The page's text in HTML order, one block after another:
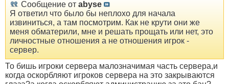
Сообщение от abyse
Я ответил что было бы неплохо для начала
извиниться, а там посмотрим. Как не крути они же
меня обматерили, мне и решать прощать или нет, это
личностные отношения а не отношения игрок -
сервер.
То бишь игроки сервера малозначимая часть сервера,и
когда оскорбляют игроков сервера на это закрываются